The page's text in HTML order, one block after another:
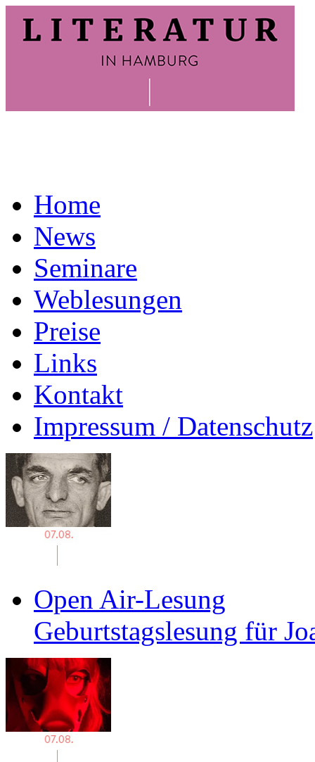
Home
News
Seminare
Weblesungen
Preise
Links
Kontakt
Impressum / Datenschutz
Open Air-Lesung
Geburtstagslesung für